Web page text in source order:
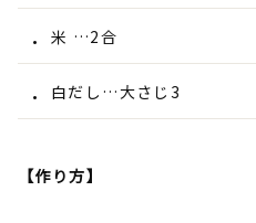
米 …2合
白だし…大さじ3
【作り方】